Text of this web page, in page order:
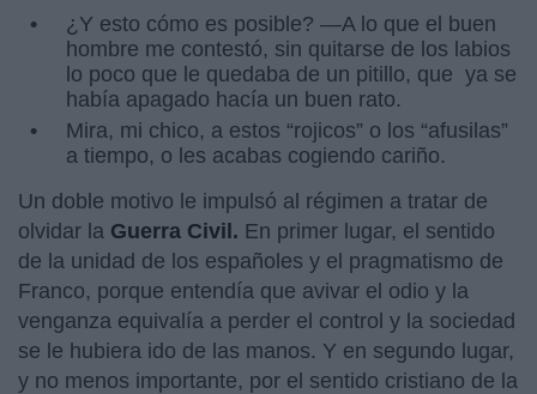
¿Y esto cómo es posible? —A lo que el buen
hombre me contestó, sin quitarse de los labios
lo poco que le quedaba de un pitillo, que ya se
había apagado hacía un buen rato.
Mira, mi chico, a estos “rojicos” o los “afusilas”
a tiempo, o les acabas cogiendo cariño.
Un doble motivo le impulsó al régimen a tratar de
olvidar la Guerra Civil. En primer lugar, el sentido
de la unidad de los españoles y el pragmatismo de
Franco, porque entendía que avivar el odio y la
venganza equivalía a perder el control y la sociedad
se le hubiera ido de las manos. Y en segundo lugar,
y no menos importante, por el sentido cristiano de la